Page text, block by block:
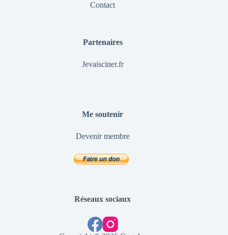
Contact
Partenaires
Jevaisciner.fr
Me soutenir
Devenir membre
Réseaux sociaux